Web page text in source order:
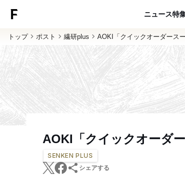
ニュース特
トップ ポスト 繊研plus AOKI「クイックオーダース
AOKI「クイックオーダ
SENKEN PLUS
シェアする